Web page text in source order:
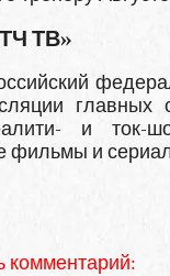
ТВ»
главных
и ток-
фильмы и
комментарий: